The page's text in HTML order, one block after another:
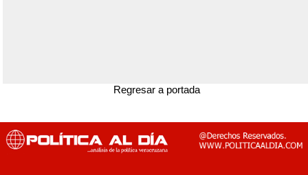
Regresar a portada